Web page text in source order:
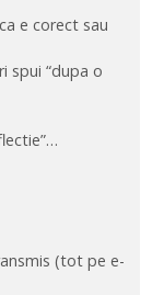
e corect sau
spui “dupa o
(tot pe e-